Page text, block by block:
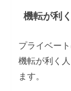
機転が利
プライベー
機転が利く
ます。